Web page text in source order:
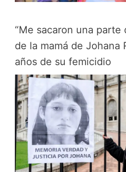
“Me sacaron una parte
de la mamá de Johana
años de su femicidio